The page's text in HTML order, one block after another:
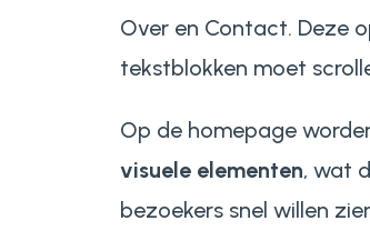
Overen Contact. Deze
tekstblokken moet
Op de homepage
visuele elementen, wat
bezoekers snel willen